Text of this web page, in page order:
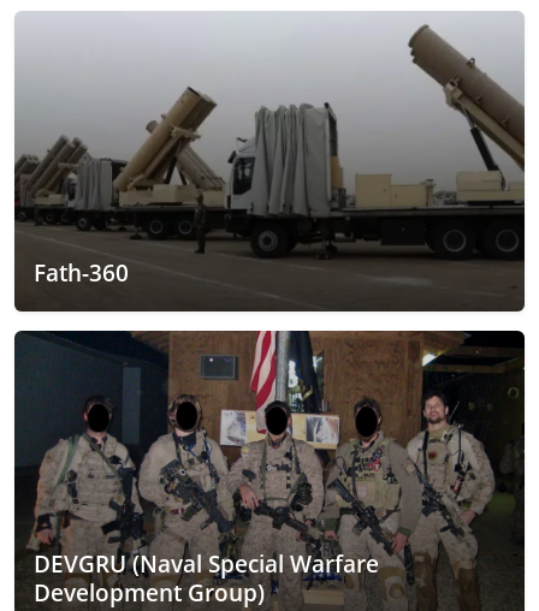
Fath-360
DEVGRU (Naval Special Warfare
Development Group)